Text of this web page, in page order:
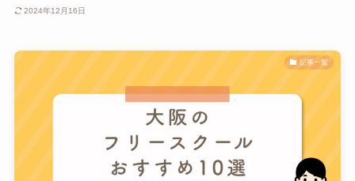
2024年12月16日
記事一覧